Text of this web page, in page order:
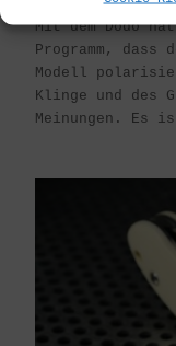
Mit dem Dodo
Programm,
Modell
Klinge und des
Meinungen. Es